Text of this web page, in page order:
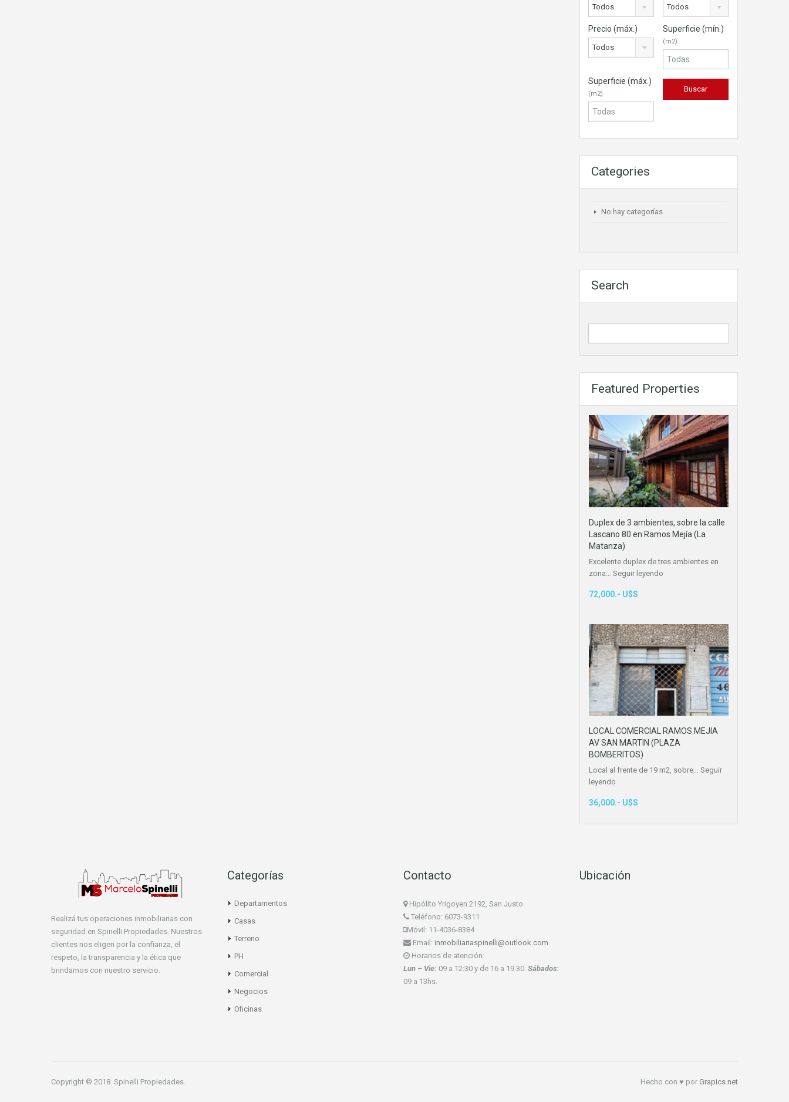
Todos Todos
Precio (máx.)
Todos
Superficie (mín.)
(m2)
Superficie (máx.)
(m2)
Categories
No hay categorías
Search
Featured Properties
Duplex de 3 ambientes, sobre la calle
Lascano 80 en Ramos Mejía (La
Matanza)
Excelente duplex de tres ambientes en
zona… Seguir leyendo
72,000.- U$S
LOCAL COMERCIAL RAMOS MEJIA
AV SAN MARTIN (PLAZA
BOMBERITOS)
Local al frente de 19 m2, sobre… Seguir
leyendo
36,000.- U$S
Realizá tus operaciones inmobiliarias con
seguridad en Spinelli Propiedades. Nuestros
clientes nos eligen por la confianza, el
respeto, la transparencia y la ética que
brindamos con nuestro servicio.
Categorías
Departamentos
Casas
Terreno
PH
Comercial
Negocios
Oficinas
Contacto
Hipólito Yrigoyen 2192, San Justo.
Teléfono: 6073-9311
Móvil: 11-4036-8384
Email: inmobiliariaspinelli@outlook.com
Horarios de atención:
Lun – Vie: 09 a 12:30 y de 16 a 19.30. Sábados:
09 a 13hs.
Ubicación
Copyright © 2018. Spinelli Propiedades. Hecho con ♥ por Grapics.net